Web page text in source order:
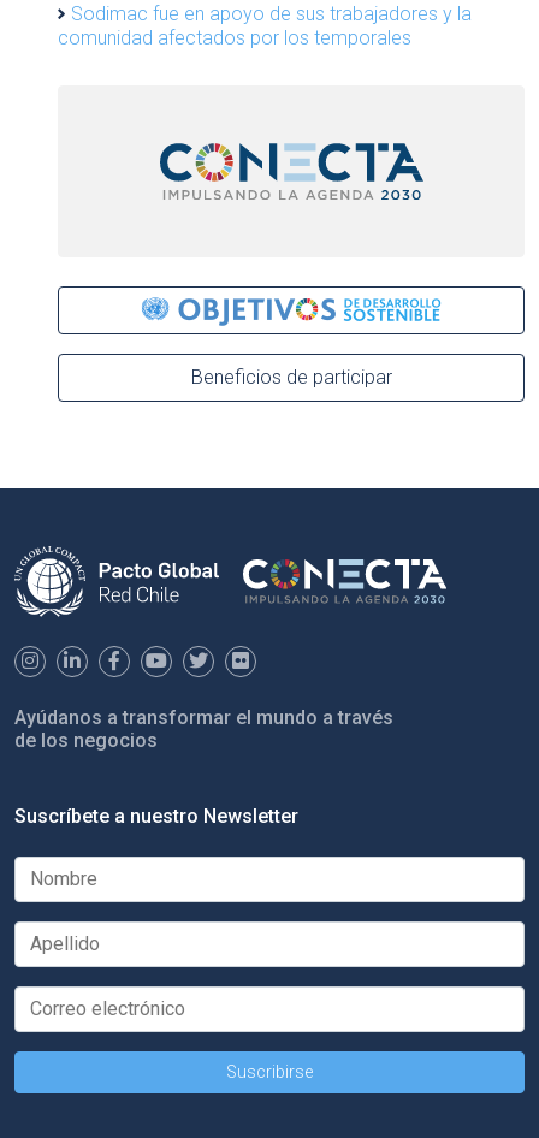
Sodimac fue en apoyo de sus trabajadores y la
comunidad afectados por los temporales
Beneficios de participar
Ayúdanos a transformar el mundo a través
de los negocios
Suscríbete a nuestro Newsletter